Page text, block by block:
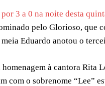
3 a 0 na noite desta
pelo Glorioso, que
Eduardo anotou o
à cantora Rita
com o sobrenome “Lee”